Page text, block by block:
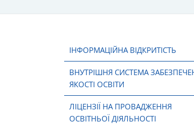
ІНФОРМАЦІЙНА ВІДКРИТІСТЬ
ВНУТРІШНЯ СИСТЕМА
ЯКОСТІ ОСВІТИ
ЛІЦЕНЗІЇ НА ПРОВАДЖЕННЯ
ОСВІТНЬОЇ ДІЯЛЬНОСТІ